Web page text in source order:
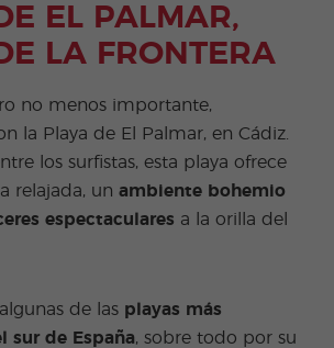
EL PALMAR,
LA FRONTERA
no menos importante,
la Playa de El Palmar, en Cádiz.
los surfistas, esta playa ofrece
relajada, unambiente bohemio
espectaculares a la orilla del
de las playas más
sur de España, sobre todo por su